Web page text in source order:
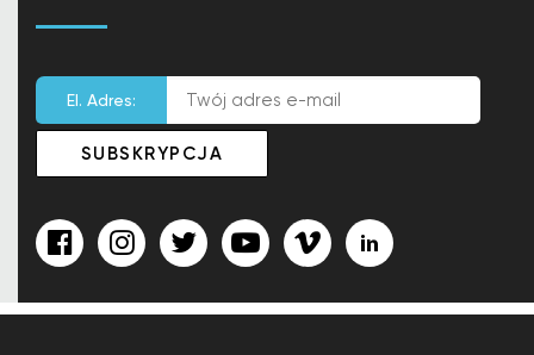
El. Adres: